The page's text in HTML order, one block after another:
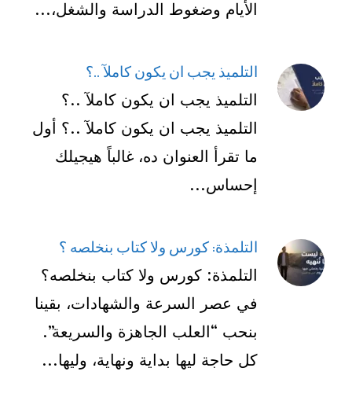
الأيام وضغوط الدراسة والشغل،...
التلميذ يجب ان يكون كاملآ ..؟
التلميذ يجب ان يكون كاملآ ..؟
التلميذ يجب ان يكون كاملآ ..؟ أول
ما تقرأ العنوان ده، غالباً هيجيلك
إحساس...
التلمذة: كورس ولا كتاب بنخلصه ؟
التلمذة: كورس ولا كتاب بنخلصه؟
في عصر السرعة والشهادات، بقينا
بنحب “العلب الجاهزة والسريعة”.
كل حاجة ليها بداية ونهاية، وليها...